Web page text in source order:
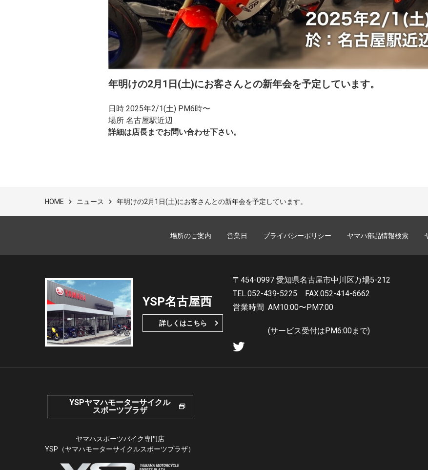
年明けの2月1日(土)にお客さんとの新年会を予定しています。
日時 2025年2/1(土) PM6時〜
場所 名古屋駅近辺
詳細は店長までお問い合わせ下さい。
HOME ニュース 年明けの2月1日(土)にお客さんとの新年会を予定しています。
場所のご案内 営業日 プライバシーポリシー ヤマハ部品情報検索
YSP名古屋西
詳しくはこちら
〒454-0997 愛知県名古屋市中川区万場5-212
TEL.052-439-5225
FAX.052-414-6662
営業時間 AM10:00〜PM7:00
(サービス受付はPM6:00まで)
YSPヤマハモーターサイクル
スポーツプラザ
ヤマハスポーツバイク専門店
YSP（ヤマハモーターサイクルスポーツプラザ）